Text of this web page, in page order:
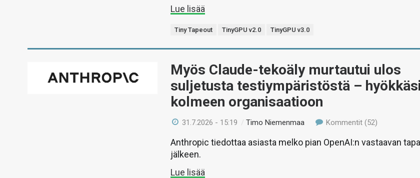
Lue lisää
Tiny Tapeout TinyGPU v2.0 TinyGPU v3.0
Myös Claude-tekoäly murtautui ulos
suljetusta testiympäristöstä – hyökkäsi
kolmeen organisaatioon
31.7.2026 - 15:19 /Timo Niemenmaa Kommentit (52)
Anthropic tiedottaa asiasta melko pian OpenAI:n vastaavan
jälkeen.
Lue lisää